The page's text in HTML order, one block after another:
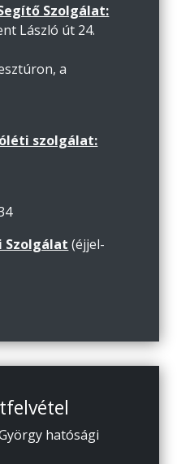
Szolgálat:
László út 24.
a
szolgálat:
Szolgálat (éjjel-
hatósági